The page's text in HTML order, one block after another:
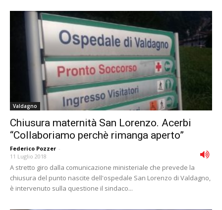
Valdagno
Chiusura maternità San Lorenzo. Acerbi
“Collaboriamo perchè rimanga aperto”
Federico Pozzer -
11 Luglio 2018
A stretto giro dalla comunicazione ministeriale che prevede la
chiusura del punto nascite dell'ospedale San Lorenzo di Valdagno,
è intervenuto sulla questione il sindaco...